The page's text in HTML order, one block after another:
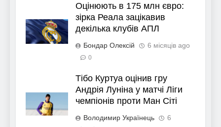
Оцінюють в 175 млн євро:
зірка Реала зацікавив
декілька клубів АПЛ
Бондар Олексій 6 місяців ago
0
Тібо Куртуа оцінив гру
Андрія Луніна у матчі Ліги
чемпіонів проти Ман Сіті
Володимир Українець
6